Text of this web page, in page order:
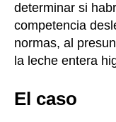
determinar si
competencia
normas, al
la leche entera
El caso